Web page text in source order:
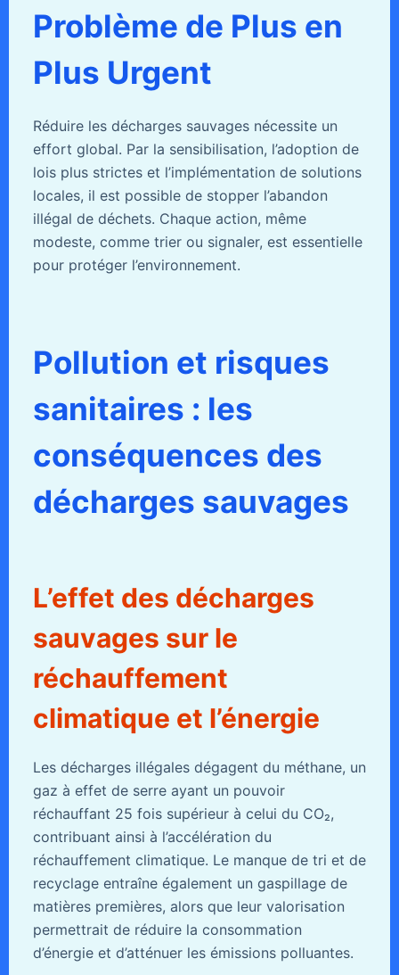
Problème de Plus en
Plus Urgent
Réduire les décharges sauvages nécessite un
effort global. Par la sensibilisation, l’adoption de
lois plus strictes et l’implémentation de solutions
locales, il est possible de stopper l’abandon
illégal de déchets. Chaque action, même
modeste, comme trier ou signaler, est essentielle
pour protéger l’environnement.
Pollution et risques
sanitaires : les
conséquences des
décharges sauvages
L’effet des décharges
sauvages sur le
réchauffement
climatique et l’énergie
Les décharges illégales dégagent du méthane, un
gaz à effet de serre ayant un pouvoir
réchauffant 25 fois supérieur à celui du CO₂,
contribuant ainsi à l’accélération du
réchauffement climatique. Le manque de tri et de
recyclage entraîne également un gaspillage de
matières premières, alors que leur valorisation
permettrait de réduire la consommation
d’énergie et d’atténuer les émissions polluantes.